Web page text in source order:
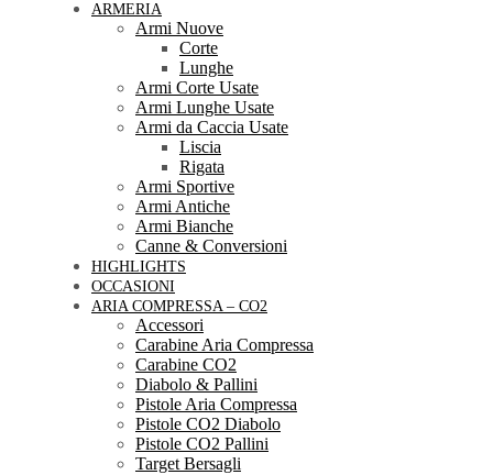
ARMERIA
Armi Nuove
Corte
Lunghe
Armi Corte Usate
Armi Lunghe Usate
Armi da Caccia Usate
Liscia
Rigata
Armi Sportive
Armi Antiche
Armi Bianche
Canne & Conversioni
HIGHLIGHTS
OCCASIONI
ARIA COMPRESSA – CO2
Accessori
Carabine Aria Compressa
Carabine CO2
Diabolo & Pallini
Pistole Aria Compressa
Pistole CO2 Diabolo
Pistole CO2 Pallini
Target Bersagli